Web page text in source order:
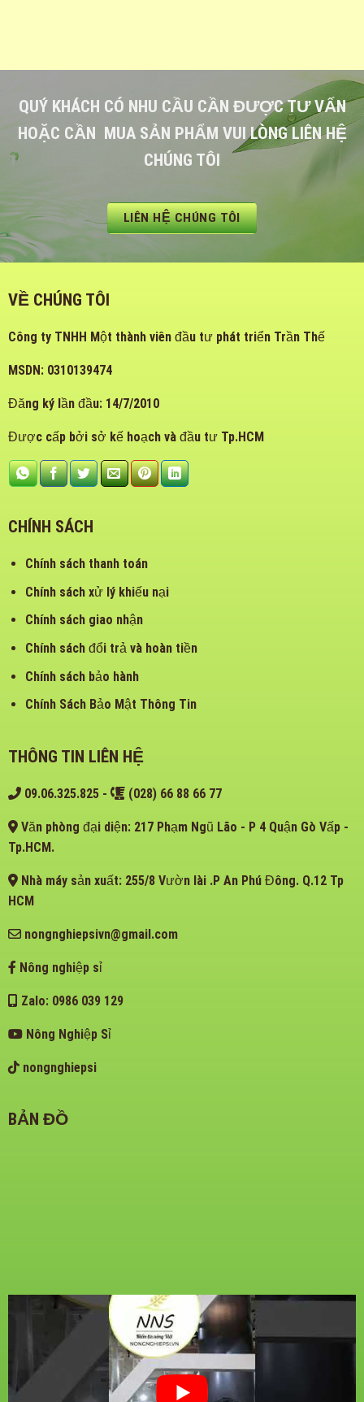
QUÝ KHÁCH CÓ NHU CẦU CẦN ĐƯỢC TƯ VẤN
HOẶC CẦN MUA SẢN PHẨM VUI LÒNG LIÊN HỆ
CHÚNG TÔI
LIÊN HỆ CHÚNG TÔI
VỀ CHÚNG TÔI
Công ty TNHH Một thành viên đầu tư phát triển Trần Thế
MSDN: 0310139474
Đăng ký lần đầu: 14/7/2010
Được cấp bởi sở kế hoạch và đầu tư Tp.HCM
CHÍNH SÁCH
Chính sách thanh toán
Chính sách xử lý khiếu nại
Chính sách giao nhận
Chính sách đổi trả và hoàn tiền
Chính sách bảo hành
Chính Sách Bảo Mật Thông Tin
THÔNG TIN LIÊN HỆ
09.06.325.825- (028) 66 88 66 77
Văn phòng đại diện: 217 Phạm Ngũ Lão - P 4 Quận Gò Vấp -
Tp.HCM.
Nhà máy sản xuất: 255/8 Vườn lài .P An Phú Đông. Q.12 Tp
HCM
nongnghiepsivn@gmail.com
Nông nghiệp sỉ
Zalo: 0986 039 129
Nông Nghiệp Sỉ
nongnghiepsi
BẢN ĐỒ